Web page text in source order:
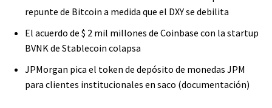
repunte de Bitcoin a medida que el DXY se debilita
El acuerdo de $ 2 mil millones de Coinbase con la startup
BVNK de Stablecoin colapsa
JPMorgan pica el token de depósito de monedas JPM
para clientes institucionales en saco (documentación)